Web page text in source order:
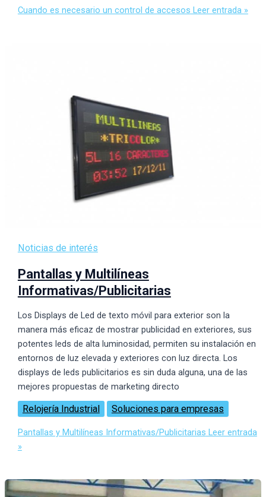
Cuando es necesario un control de accesos Leer entrada »
Noticias de interés
Pantallas y Multilíneas
Informativas/Publicitarias
Los Displays de Led de texto móvil para exterior son la
manera más eficaz de mostrar publicidad en exteriores, sus
potentes leds de alta luminosidad, permiten su instalación en
entornos de luz elevada y exteriores con luz directa. Los
displays de leds publicitarios es sin duda alguna, una de las
mejores propuestas de marketing directo
Relojería Industrial Soluciones para empresas
Pantallas y Multilíneas Informativas/Publicitarias Leer entrada
»